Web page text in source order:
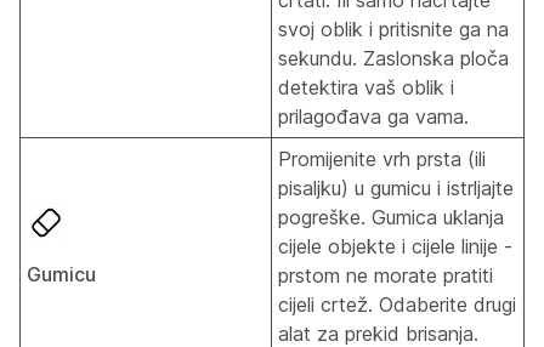
svoj oblik i pritisnite ga na
sekundu. Zaslonska ploča
detektira vaš oblik i
prilagođava ga vama.
Gumicu
Promijenite vrh prsta (ili
pisaljku) u gumicu i istrljajte
pogreške. Gumica uklanja
cijele objekte i cijele linije -
prstom ne morate pratiti
cijeli crtež. Odaberite drugi
alat za prekid brisanja.